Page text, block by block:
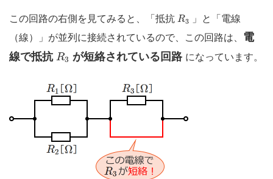
この回路の右側を見てみると、「抵抗 R3
R3
」と「電線
（線）」が並列に接続されているので、この回路は、 電
線で抵抗 R3
R が短絡されている回路 になっています。